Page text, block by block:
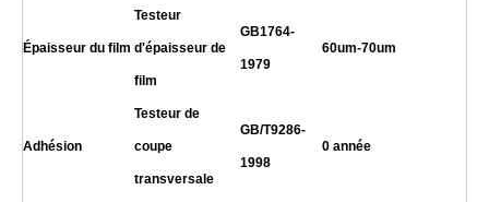
Épaisseur du film
Testeur
d'épaisseur de
film
GB1764-
1979
60um-70um
Adhésion
Testeur de
coupe
transversale
GB/T9286-
1998
0 année